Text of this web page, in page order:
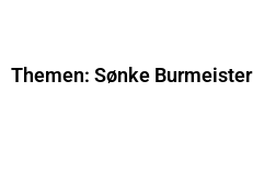
Themen: Sønke Burmeister